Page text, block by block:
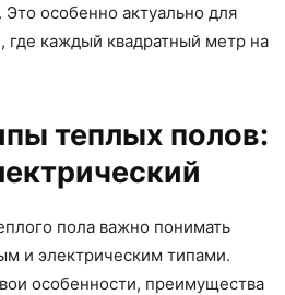
особенно актуально для
каждый квадратный метр на
теплых полов:
пола важно понимать
и электрическим типами.
особенности, преимущества